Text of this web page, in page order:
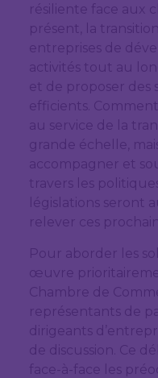
résiliente face aux
présent, la
entreprises de
activités tout au
et de proposer des
efficients.
au service de la
grande échelle,
accompagner et
travers les
législations seront
relever ces
Pour aborder les
œuvre
Chambre de
représentants de
dirigeants
de discussion. Ce
face-à-face les